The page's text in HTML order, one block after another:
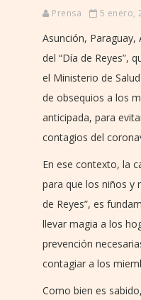
Prensa 5 enero,
Asunción, Paraguay,
del “Día de Reyes”,
el Ministerio de
de obsequios a los
anticipada, para
contagios del
En ese contexto, la
para que los niños y
de Reyes”, es
llevar magia a los
prevención
contagiar a los
Como bien es